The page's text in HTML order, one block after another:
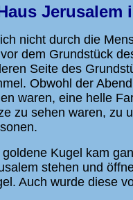
Jerusalem
nicht durch die
dem Grundstück
Seite des
Obwohl der
waren, eine helle
zu sehen waren, zu
goldene Kugel kam
stehen und
Auch wurde diese